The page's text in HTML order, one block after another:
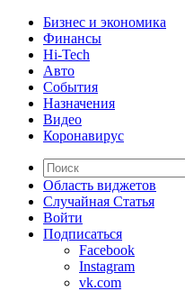
Бизнес и экономика
Финансы
Hi-Tech
Авто
События
Назначения
Видео
Коронавирус
Область виджетов
Случайная Статья
Войти
Подписаться
Facebook
Instagram
vk.com